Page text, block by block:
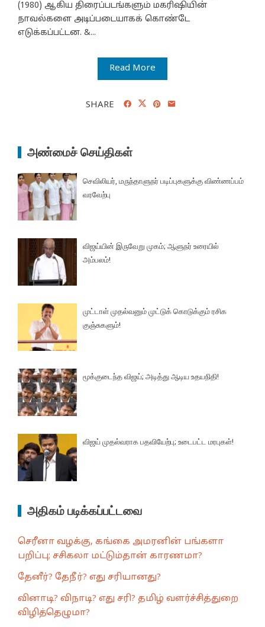
(1980) ஆகிய திரைப்படங்களும் மகரிஷியின்
நாவல்களை அடிப்படையாகக் கொண்டே
எடுக்கப்பட்டன. &...
Read More
SHARE
அண்மைச் செய்திகள்
செவிலியர், மருந்தாளுநர் படிப்புகளுக்கு விண்ணப்பம்
வரவேற்பு
விஜய்யின் இருவேறு முகம்; ஆளுநர் உரையில்
அம்பலம்!
முட்டாள் முதல்வனும் முட்டுக் கொடுக்கும் ரசிக
குஞ்சுகளும்!
மூக்குடைந்த விஜய்; அடித்து ஆடிய உதயநிதி!
விஜய் முதல்வராக பதவியேற்பு; உடைபட்ட மரபுகள்!
அதிகம் படிக்கப்பட்டவை
செரீனா வழக்கு, கங்கை அமரனின் பங்களா
பறிப்பு; சசிகலா மட்டும்தான் காரணமா?
தேனீர்? தேநீர்? எது சரியானது?
வினாடி? விநாடி? எது சரி? தமிழ் வளர்ச்சித்துறை
விழித்தெழுமா?